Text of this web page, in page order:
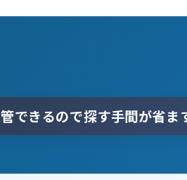
できるので探す手間が省ま